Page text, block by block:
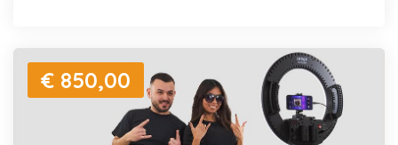
€ 850,00